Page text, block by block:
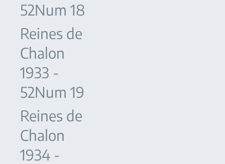
52Num 18
Reines de
Chalon
1933 -
52Num 19
Reines de
Chalon
1934 -